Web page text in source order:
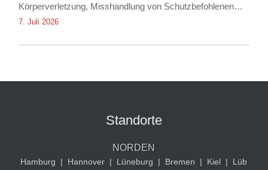
Körperverletzung, Misshandlung von Schutzbefohlenen
und Nötigung
7. Juli 2026
Standorte
NORDEN
Hamburg | Hannover | Lüneburg | Bremen | Kiel |
Lüb